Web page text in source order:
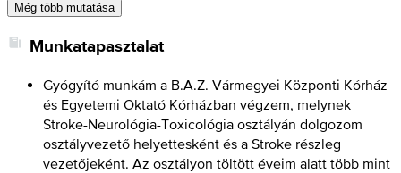
Még több mutatása
Munkatapasztalat
Gyógyító munkám a B.A.Z. Vármegyei Központi Kórház
és Egyetemi Oktató Kórházban végzem, melynek
Stroke-Neurológia-Toxicológia osztályán dolgozom
osztályvezető helyettesként és a Stroke részleg
vezetőjeként. Az osztályon töltött éveim alatt több mint